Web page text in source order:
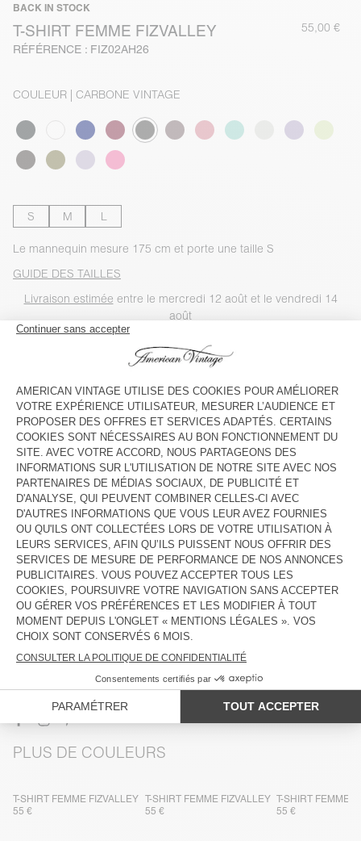
BACK IN STOCK
T-SHIRT FEMME FIZVALLEY
RÉFÉRENCE : FIZ02AH26
55,00 €
COULEUR | CARBONE VINTAGE
S M L
Le mannequin mesure 175 cm et porte une taille S
GUIDE DES TAILLES
Livraison estimée entre le mercredi 12 août et le vendredi 14
août
AJOUTER AU PANIER
VOIR LE LOOK
DESCRIPTION
TAILLE ET COUPE
COMPOSITION
ENTRETIEN
TRAÇABILITÉ
LIVRAISON ET RETOURS
PLUS DE COULEURS
T-SHIRT FEMME FIZVALLEY
55 €
T-SHIRT FEMME FIZVALLEY
55 €
T-SHIRT FEMME
55 €